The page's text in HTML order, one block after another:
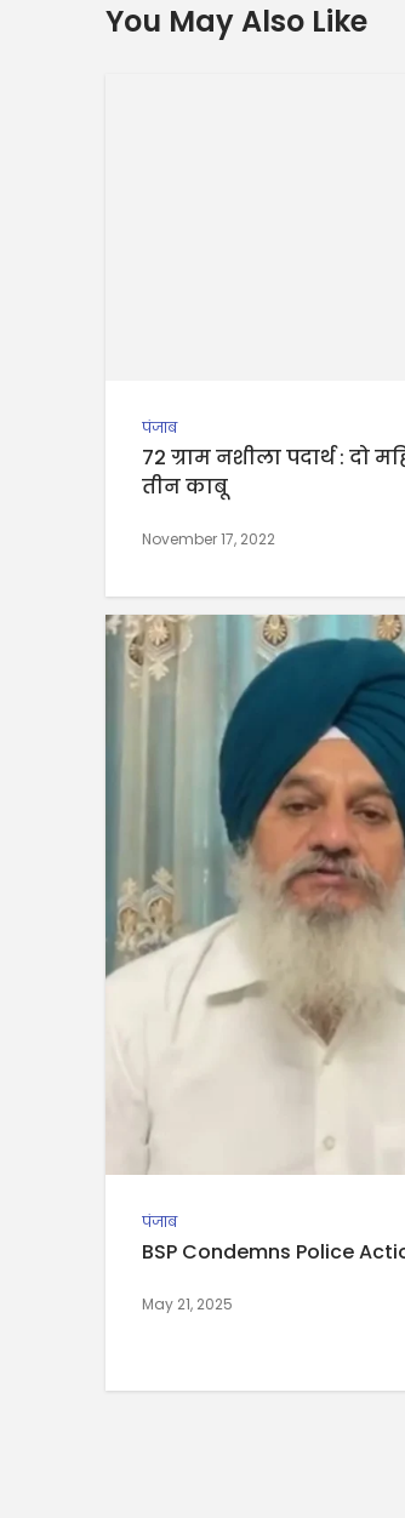
You May Also Like
पंजाब
72 ग्राम नशीला पदार्थ : दो
तीन काबू
November 17, 2022
पंजाब
BSP Condemns Police
May 21, 2025